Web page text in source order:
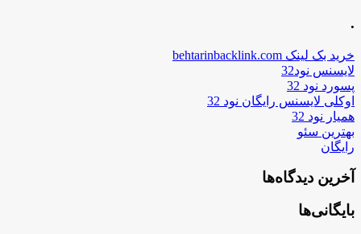
.
خرید بک لینک behtarinbacklink.com
لایسنس نود32
پسورد نود 32
اوکلی لایسنس رایگان نود 32
همیار نود 32
بهترین سئو
رایگان
آخرین دیدگاه‌ها
بایگانی‌ها